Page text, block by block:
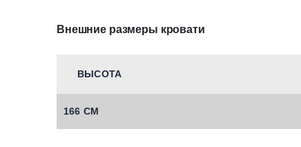
Внешние размеры кровати
ВЫСОТА
166 СМ